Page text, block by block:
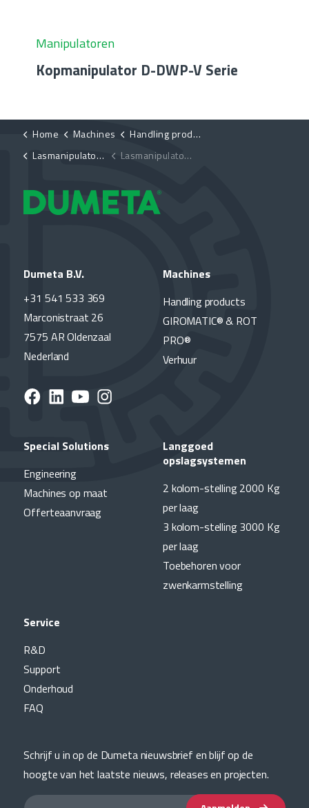
Manipulatoren
Kopmanipulator D-DWP-V Serie
Home Machines
Handling products
Lasmanipulatoren
Lasmanipulator D-HB Serie
Dumeta B.V.
+31 541 533 369
Marconistraat 26
7575 AR Oldenzaal
Nederland
Machines
Handling products
GIROMATIC® & ROT
PRO®
Verhuur
Special Solutions
Engineering
Machines op maat
Offerteaanvraag
Langgoed
opslagsystemen
2 kolom-stelling 2000 Kg
per laag
3 kolom-stelling 3000 Kg
per laag
Toebehoren voor
zwenkarmstelling
Service
R&D
Support
Onderhoud
FAQ
Schrijf u in op de Dumeta nieuwsbrief en blijf op de
hoogte van het laatste nieuws, releases en projecten.